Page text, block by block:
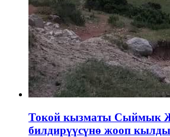
Токой кызматы Сыймык
билдирүүсүнө жооп кылды